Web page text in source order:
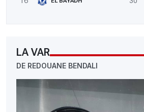
LA VAR
DE REDOUANE BENDALI